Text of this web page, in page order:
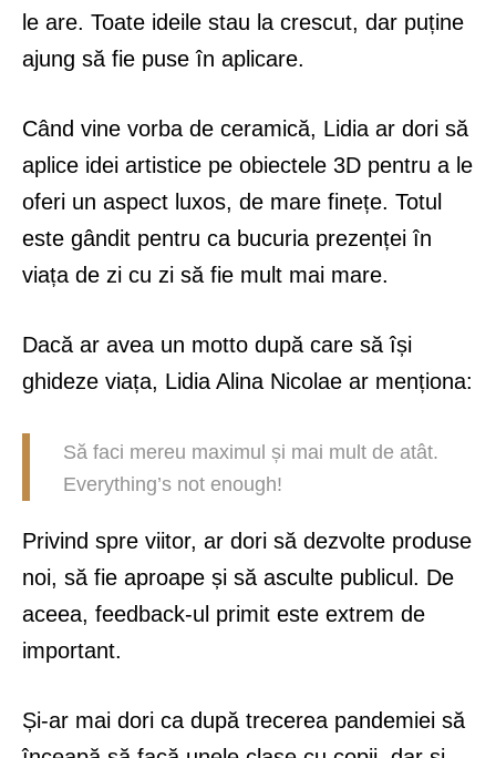
le are. Toate ideile stau la crescut, dar puține
ajung să fie puse în aplicare.
Când vine vorba de ceramică, Lidia ar dori să
aplice idei artistice pe obiectele 3D pentru a le
oferi un aspect luxos, de mare finețe. Totul
este gândit pentru ca bucuria prezenței în
viața de zi cu zi să fie mult mai mare.
Dacă ar avea un motto după care să își
ghideze viața, Lidia Alina Nicolae ar menționa:
Să faci mereu maximul și mai mult de atât.
Everything’s not enough!
Privind spre viitor, ar dori să dezvolte produse
noi, să fie aproape și să asculte publicul. De
aceea, feedback-ul primit este extrem de
important.
Și-ar mai dori ca după trecerea pandemiei să